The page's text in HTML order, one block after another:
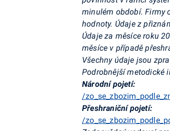
minulém období. Firmy
hodnoty. Údaje z
Údaje za měsíce roku
měsíce v případě
Všechny údaje jsou
Podrobnější metodické
Národní pojetí:
/
Přeshraniční pojetí:
/